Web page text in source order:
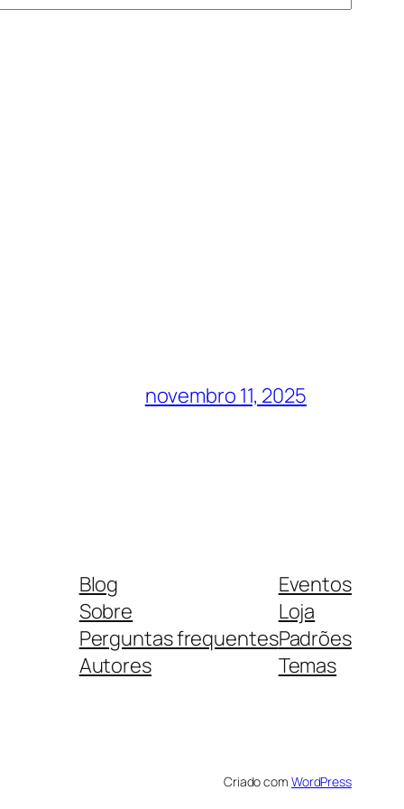
novembro 11, 2025
Blog
Sobre
Perguntas frequentes
Autores
Eventos
Loja
Padrões
Temas
Criado com WordPress